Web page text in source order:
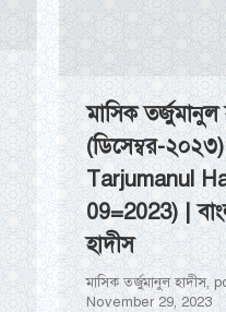
মাসিক তর্জুমানুল
(ডিসেম্বর-
Tarjumanul
09=2023) |
হাদীস
মাসিক তর্জুমানুল হাদীস,
November 29, 2023